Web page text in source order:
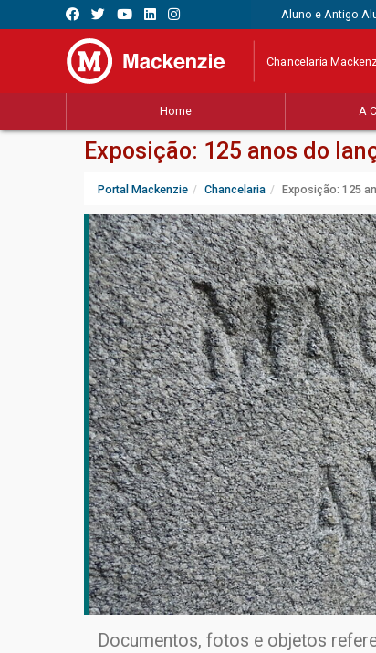
Aluno e Antigo
Chancelaria
Home A
Exposição: 125 anos do
Portal Mackenzie Chancelaria Exposição: 125
Documentos, fotos e objetos